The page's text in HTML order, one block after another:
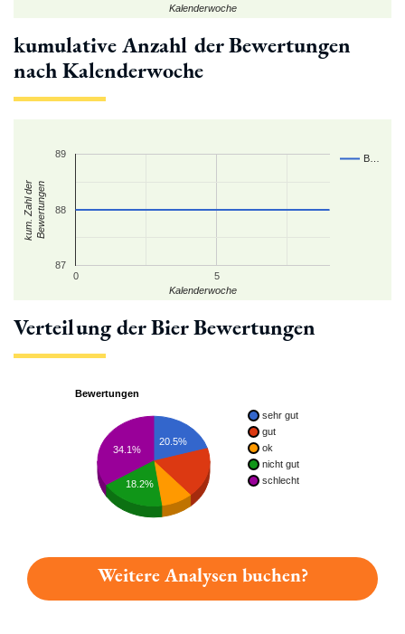
Kalenderwoche
kumulative Anzahl der Bewertungen
nach Kalenderwoche
B…
0 5
87
88
89
Kalenderwoche
kum. Zahl derBewertungen
Verteilung der Bier Bewertungen
Bewertungen
sehr gut
gut
ok
nicht gut
schlecht
20.5%
34.1%
18.2%
Weitere Analysen buchen?